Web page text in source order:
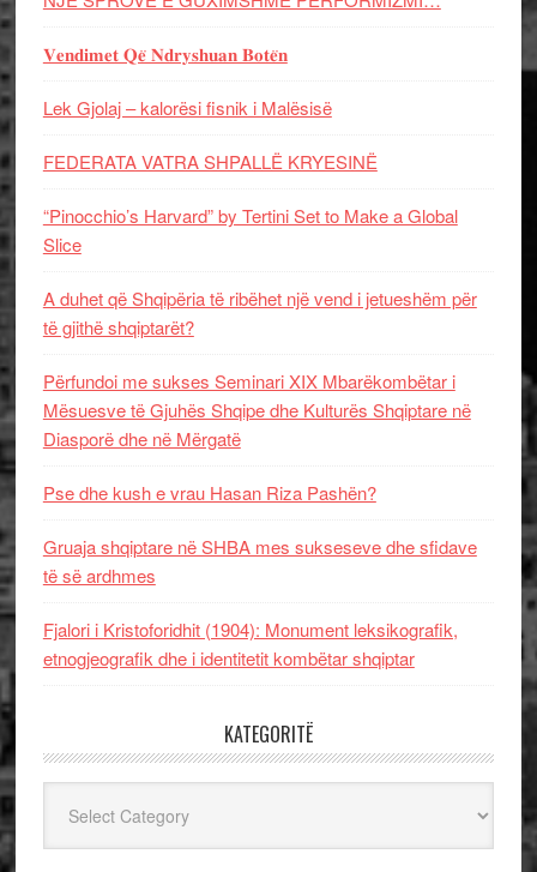
𝐕𝐞𝐧𝐝𝐢𝐦𝐞𝐭 𝐐𝐞̈ 𝐍𝐝𝐫𝐲𝐬𝐡𝐮𝐚𝐧 𝐁𝐨𝐭𝐞̈𝐧
Lek Gjolaj – kalorësi fisnik i Malësisë
FEDERATA VATRA SHPALLË KRYESINË
“Pinocchio’s Harvard” by Tertini Set to Make a Global
Slice
A duhet që Shqipëria të ribëhet një vend i jetueshëm për
të gjithë shqiptarët?
Përfundoi me sukses Seminari XIX Mbarëkombëtar i
Mësuesve të Gjuhës Shqipe dhe Kulturës Shqiptare në
Diasporë dhe në Mërgatë
Pse dhe kush e vrau Hasan Riza Pashën?
Gruaja shqiptare në SHBA mes sukseseve dhe sfidave
të së ardhmes
Fjalori i Kristoforidhit (1904): Monument leksikografik,
etnogjeografik dhe i identitetit kombëtar shqiptar
KATEGORITË